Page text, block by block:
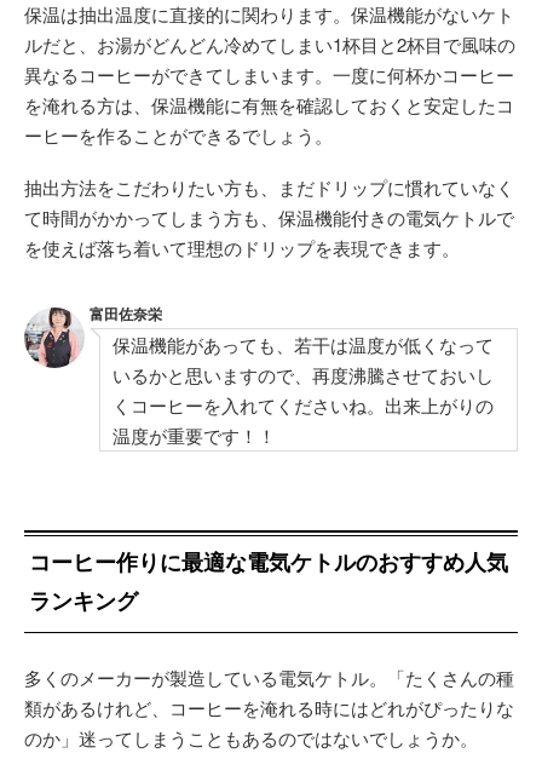
保温は抽出温度に直接的に関わります。保温機能がないケト
ルだと、お湯がどんどん冷めてしまい1杯目と2杯目で風味の
異なるコーヒーができてしまいます。一度に何杯かコーヒー
を淹れる方は、保温機能に有無を確認しておくと安定したコ
ーヒーを作ることができるでしょう。
抽出方法をこだわりたい方も、まだドリップに慣れていなく
て時間がかかってしまう方も、保温機能付きの電気ケトルで
を使えば落ち着いて理想のドリップを表現できます。
富田佐奈栄
保温機能があっても、若干は温度が低くなって
いるかと思いますので、再度沸騰させておいし
くコーヒーを入れてくださいね。出来上がりの
温度が重要です！！
コーヒー作りに最適な電気ケトルのおすすめ人気
ランキング
多くのメーカーが製造している電気ケトル。「たくさんの種
類があるけれど、コーヒーを淹れる時にはどれがぴったりな
のか」迷ってしまうこともあるのではないでしょうか。